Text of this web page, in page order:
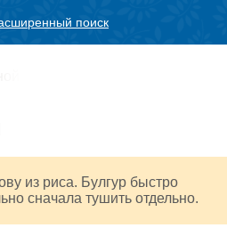
поиск
из риса. Булгур быстро
сначала тушить отдельно.